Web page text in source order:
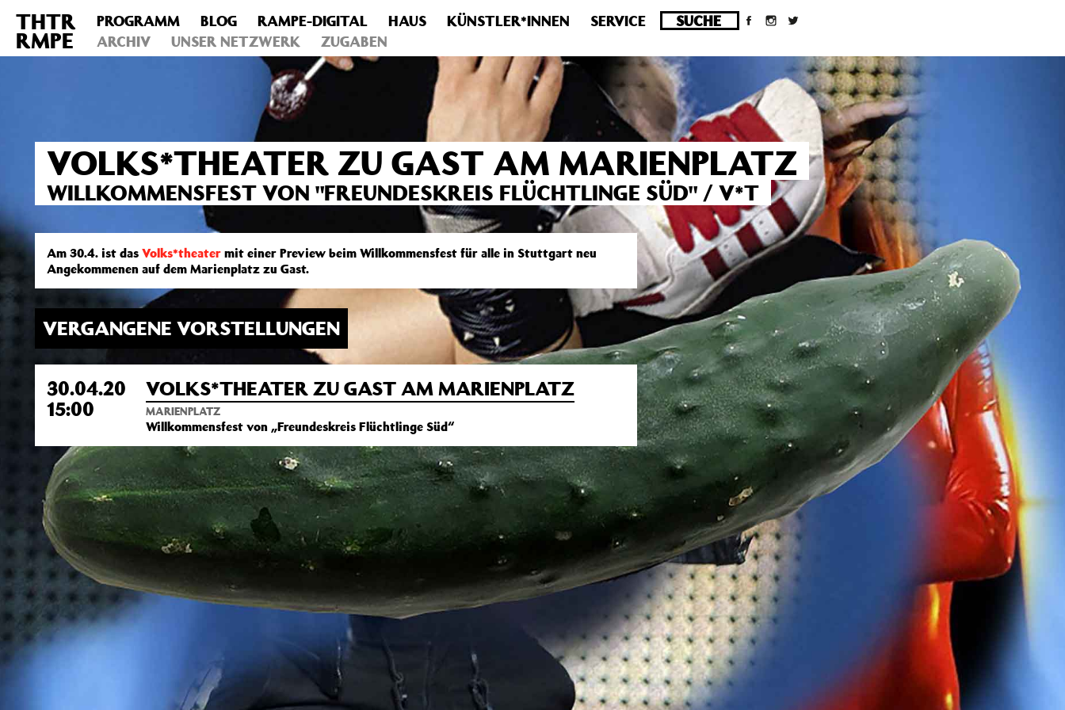
Deprecated : Die Funktion post_permalink ist seit Version 4.4.0 veraltet! Verwende stattdessen get_permalink(). in
/homepages/10/d43051023/htdocs/wordpress/wp-
includes/functions.phpon line6031
THTR
RMPE
PROGRAMM BLOG RAMPE-DIGITAL HAUS KÜNSTLER*INNEN
SERVICE
ARCHIV
UNSER NETZWERK ZUGABEN
VOLKS*THEATER ZU GAST AM MARIENPLATZ
WILLKOMMENSFEST VON "FREUNDESKREIS FLÜCHTLINGE SÜD" / V*T
Am 30.4. ist das Volks*theater mit einer Preview beim Willkommensfest für alle in Stuttgart neu
Angekommenen auf dem Marienplatz zu Gast.
VERGANGENE VORSTELLUNGEN
30.04.20
15:00
VOLKS*THEATER ZU GAST AM MARIENPLATZ
MARIENPLATZ
Willkommensfest von „Freundeskreis Flüchtlinge Süd“